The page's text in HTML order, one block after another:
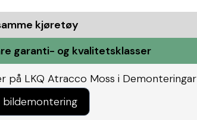
kjøretøy
garanti- og kvalitetsklasser
på LKQ Atracco Moss i Demonteringar